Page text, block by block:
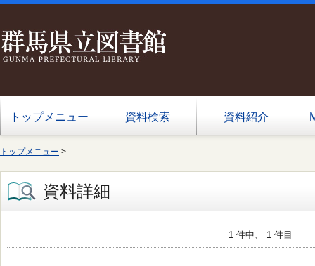
トップメニュー 資料検索 資料紹介
トップメニュー >
資料詳細
1 件中、 1 件目